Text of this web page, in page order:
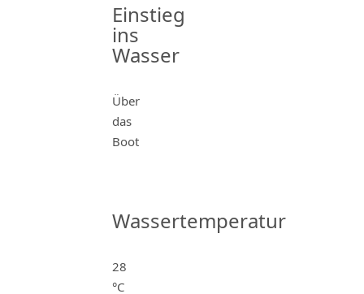
Einstieg
ins
Wasser
Über
das
Boot
Wassertemperatur
28
°C